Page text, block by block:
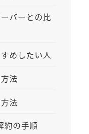
バーとの比
めしたい人
法
法
約の手順